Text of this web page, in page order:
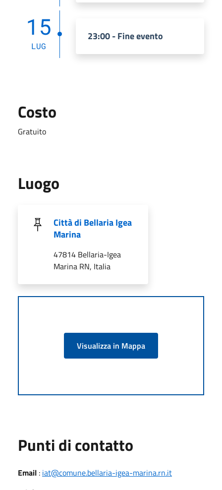
15
LUG
23:00 - Fine evento
Costo
Gratuito
Luogo
Città di Bellaria Igea
Marina
47814 Bellaria-Igea
Marina RN, Italia
Visualizza in Mappa
Punti di contatto
Email : iat@comune.bellaria-igea-marina.rn.it